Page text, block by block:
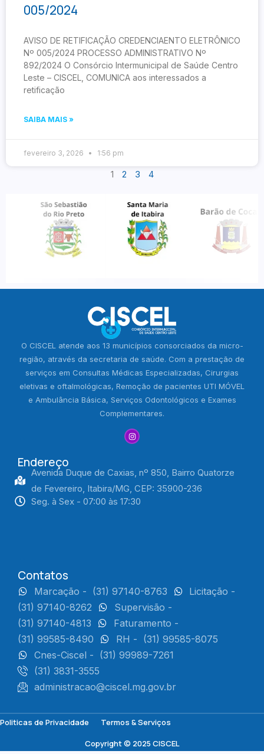
005/2024
AVISO DE RETIFICAÇÃO CREDENCIAENTO ELETRÔNICO
Nº 005/2024 PROCESSO ADMINISTRATIVO Nº
892/2024 O Consórcio Intermunicipal de Saúde Centro
Leste – CISCEL, COMUNICA aos interessados a
retificação
SAIBA MAIS »
fevereiro 3, 2026 1:56 pm
1 2 3 4
O CISCEL atende aos 13 municípios consorciados da micro-
região, através da secretaria de saúde. Com a prestação de
serviços em Consultas Médicas Especializadas, Cirurgias
eletivas e oftalmológicas, Remoção de pacientes UTI MÓVEL
e Ambulância Básica, Serviços Odontológicos e Exames
Complementares.
Endereço
Avenida Duque de Caxias, nº 850, Bairro Quatorze
de Fevereiro, Itabira/MG, CEP: 35900-236
Seg. à Sex - 07:00 às 17:30
Contatos
Marcação - (31) 97140-8763
Licitação -
(31) 97140-8262
Supervisão -
(31) 97140-4813
Faturamento -
(31) 99585-8490
RH - (31) 99585-8075
Cnes-Ciscel - (31) 99989-7261
(31) 3831-3555
administracao@ciscel.mg.gov.br
Copyright © 2025 CISCEL
Politicas de Privacidade Termos & Serviços